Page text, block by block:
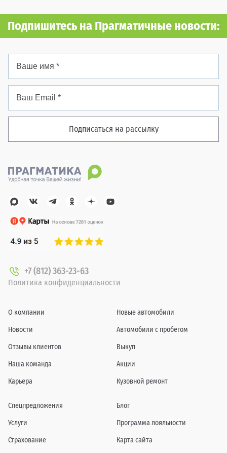
Подпишитесь на Прагматичные новости:
Подписаться на рассылку
+7 (812) 363-23-63
Политика конфиденциальности
О компании
Новости
Отзывы клиентов
Наша команда
Карьера
Новые автомобили
Автомобили с пробегом
Выкуп
Акции
Кузовной ремонт
Спецпредложения
Услуги
Страхование
Блог
Программа лояльности
Карта сайта